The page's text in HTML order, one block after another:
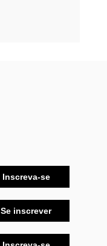
Inscreva-se
Se inscrever